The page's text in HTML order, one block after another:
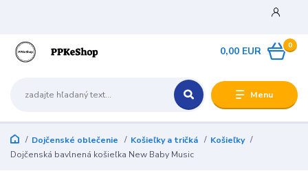
Menu
0
0,00 EUR
Dojčenské oblečenie Košieľky a tričká
Košieľky
Dojčenská bavlnená košieľka New Baby Music